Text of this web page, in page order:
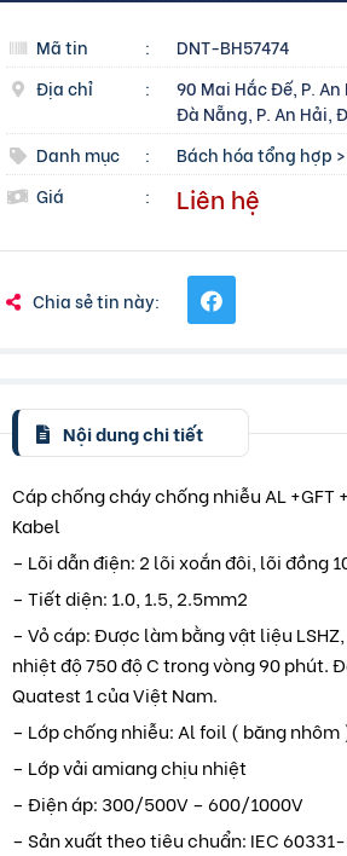
Mã tin :
DNT-BH57474
Địa chỉ
:
90 Mai Hắc Đế, P. An
Đà Nẵng, P. An Hải,
Danh mục
: Bách hóa tổng hợp
Giá
: Liên hệ
Chia sẻ tin này:
Nội dung chi tiết
Cáp chống cháy chống nhiễu AL +GFT
Kabel
– Lõi dẫn điện: 2 lõi xoắn đôi, lõi đồng
– Tiết diện: 1.0, 1.5, 2.5mm2
– Vỏ cáp: Được làm bằng vật liệu
nhiệt độ 750 độ C trong vòng 90 phút.
Quatest 1 của Việt Nam.
– Lớp chống nhiễu: Al foil ( băng nhôm
– Lớp vải amiang chịu nhiệt
– Điện áp: 300/500V – 600/1000V
– Sản xuất theo tiêu chuẩn: IEC